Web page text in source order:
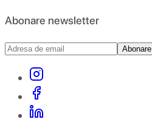
Abonare newsletter
Abonare